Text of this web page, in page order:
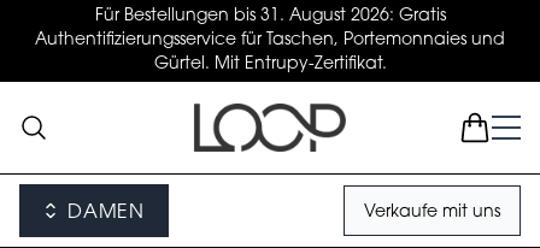
Für Bestellungen bis 31. August 2026: Gratis
Authentifizierungsservice für Taschen, Portemonnaies und
Gürtel. Mit Entrupy-Zertifikat.
DAMEN Verkaufe mit uns